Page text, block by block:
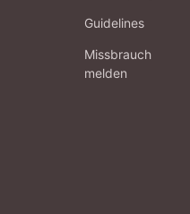
Guidelines
Missbrauch
melden